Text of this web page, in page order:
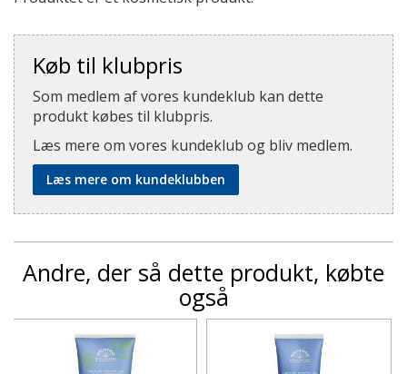
Køb til klubpris
Som medlem af vores kundeklub kan dette
produkt købes til klubpris.
Læs mere om vores kundeklub og bliv medlem.
Læs mere om kundeklubben
Andre, der så dette produkt, købte
også